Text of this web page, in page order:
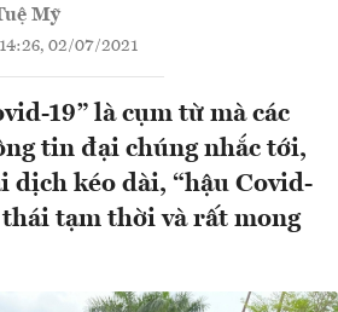
Mỹ
14:26, 02/07/2021
19” là cụm từ mà các
tin đại chúng nhắc tới,
dịch kéo dài, “hậu Covid-
tạm thời và rất mong